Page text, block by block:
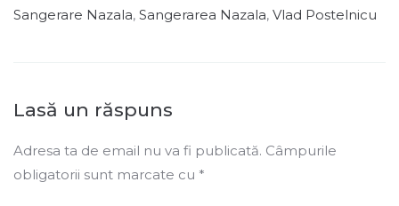
Sangerare Nazala, Sangerarea Nazala, Vlad Postelnicu
Lasă un răspuns
Adresa ta de email nu va fi publicată. Câmpurile
obligatorii sunt marcate cu *